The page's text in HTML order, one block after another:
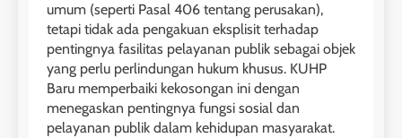
umum (seperti Pasal 406 tentang perusakan),
tetapi tidak ada pengakuan eksplisit terhadap
pentingnya fasilitas pelayanan publik sebagai objek
yang perlu perlindungan hukum khusus. KUHP
Baru memperbaiki kekosongan ini dengan
menegaskan pentingnya fungsi sosial dan
pelayanan publik dalam kehidupan masyarakat.